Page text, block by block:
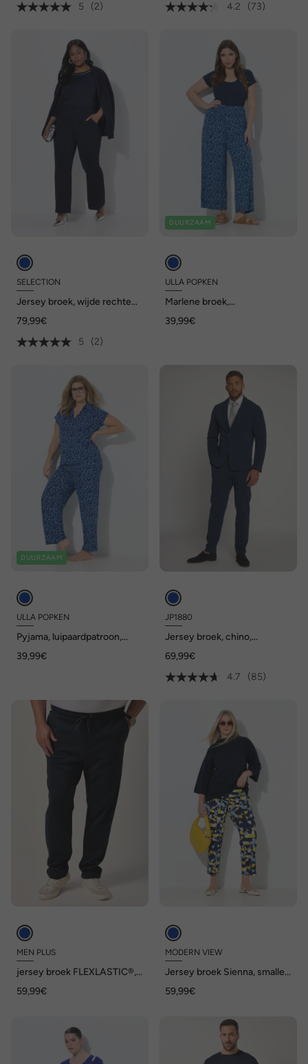
5
(2)
4.2
(73)
SELECTION
Jersey broek, wijde rechte
tailleband
79,99€
5
(2)
DUURZAAM
ULLA POPKEN
Marlene broek,
elastische tailleband
39,99€
DUURZAAM
ULLA POPKEN
Pyjama, luipaardpatroon,
mouwen
39,99€
JP1880
Jersey broek, chino,
& match NEW YORK, tot 8XL
69,99€
4.7
(85)
MEN PLUS
jersey broek FLEXLASTIC®,
instapbroek, 8XL
59,99€
MODERN VIEW
Jersey broek Sienna, smalle
59,99€